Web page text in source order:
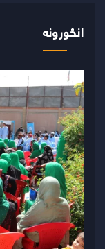
انځورونه